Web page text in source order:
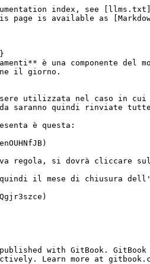
index, see
page is available as
è una componente
il giorno.
utilizzata nel caso in
saranno quindi rinviate tutte
è questa:
regola, si dovrà cliccare
il mese di chiusura
with GitBook.
Learn more at